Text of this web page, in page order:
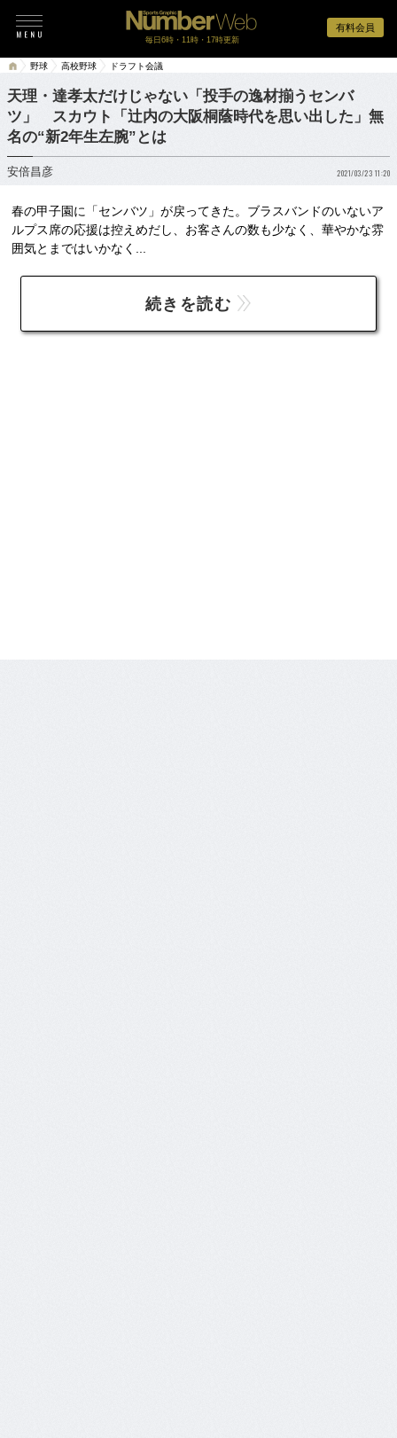
有料会員
毎日6時・11時・17時更新
野球 高校野球 ドラフト会議
天理・達孝太だけじゃない「投手の逸材揃うセンバ
ツ」 スカウト「辻内の大阪桐蔭時代を思い出した」無
名の“新2年生左腕”とは
安倍昌彦 2021/03/23 11:20
春の甲子園に「センバツ」が戻ってきた。ブラスバンドのいないア
ルプス席の応援は控えめだし、お客さんの数も少なく、華やかな雰
囲気とまではいかなく...
続きを読む